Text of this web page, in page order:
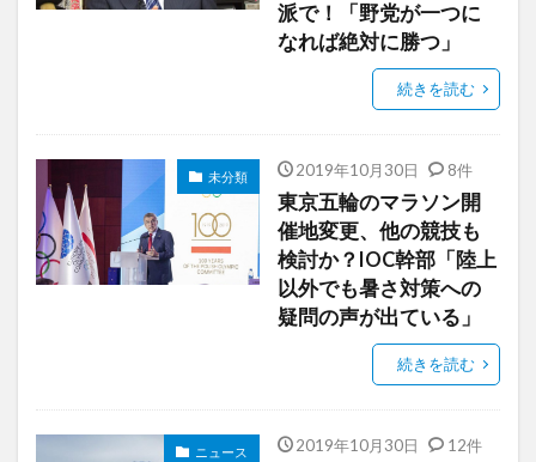
派で！「野党が一つに
なれば絶対に勝つ」
続きを読む
未分類 2019年10月30日 8件
東京五輪のマラソン開
催地変更、他の競技も
検討か？IOC幹部「陸上
以外でも暑さ対策への
疑問の声が出ている」
続きを読む
ニュース 2019年10月30日 12件